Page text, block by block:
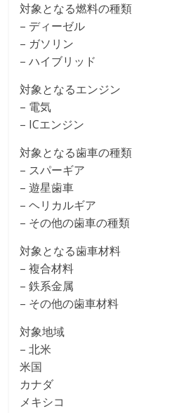
対象となる燃料の種類
– ディーゼル
– ガソリン
– ハイブリッド
対象となるエンジン
– 電気
– ICエンジン
対象となる歯車の種類
– スパーギア
– 遊星歯車
– ヘリカルギア
– その他の歯車の種類
対象となる歯車材料
– 複合材料
– 鉄系金属
– その他の歯車材料
対象地域
– 北米
米国
カナダ
メキシコ